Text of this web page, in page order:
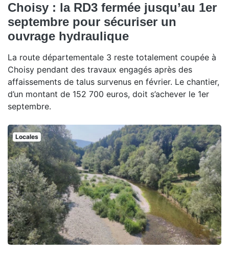
Choisy : la RD3 fermée jusqu’au 1er
septembre pour sécuriser un
ouvrage hydraulique
La route départementale 3 reste totalement coupée à
Choisy pendant des travaux engagés après des
affaissements de talus survenus en février. Le chantier,
d’un montant de 152 700 euros, doit s’achever le 1er
septembre.
Locales